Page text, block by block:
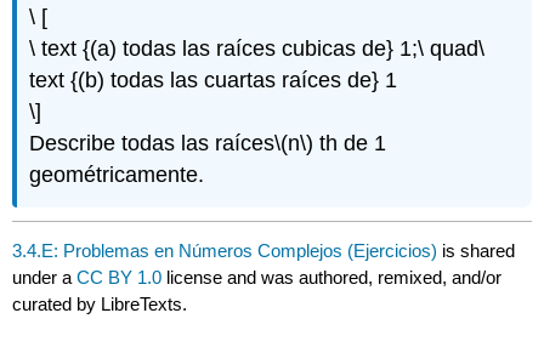
\ [
\ text {(a) todas las raíces cubicas de} 1;\ quad\
text {(b) todas las cuartas raíces de} 1
\]
Describe todas las raíces\(n\) th de 1
geométricamente.
3.4.E: Problemas en Números Complejos (Ejercicios) is shared
under aCC BY 1.0 license and was authored, remixed, and/or
curated by LibreTexts.